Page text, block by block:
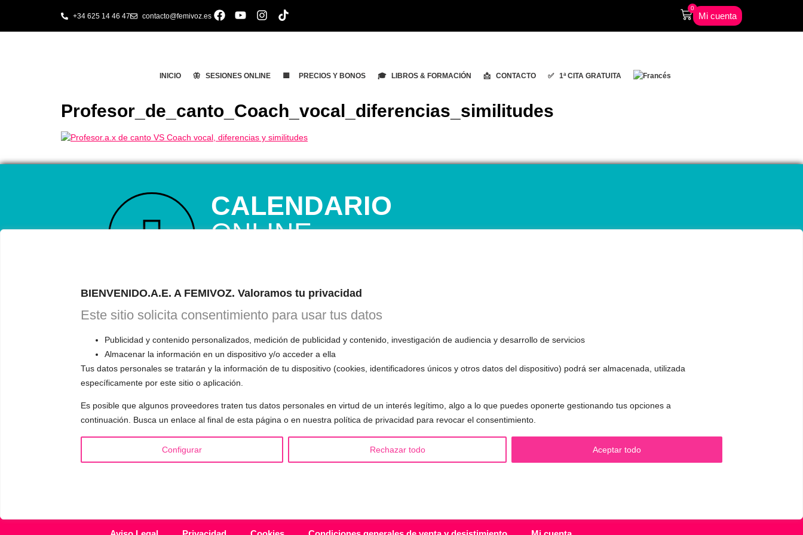
BIENVENIDO.A.E. A FEMIVOZ. Valoramos tu privacidad
Este sitio solicita consentimiento para usar tus datos
Publicidad y contenido personalizados, medición de publicidad y contenido, investigación de audiencia y desarrollo de servicios
Almacenar la información en un dispositivo y/o acceder a ella
Tus datos personales se tratarán y la información de tu dispositivo (cookies, identificadores únicos y otros datos del dispositivo) podrá ser almacenada, utilizada
específicamente por este sitio o aplicación.
Es posible que algunos proveedores traten tus datos personales en virtud de un interés legítimo, algo a lo que puedes oponerte gestionando tus opciones a
continuación. Busca un enlace al final de esta página o en nuestra política de privacidad para revocar el consentimiento.
Configurar Rechazar todo Aceptar todo
+34 625 14 46 47 contacto@femivoz.es
0
Mi cuenta
INICIO 🦋 SESIONES ONLINE 🟨 PRECIOS Y BONOS 🎓 LIBROS & FORMACIÓN 📩 CONTACTO ✅ 1ª CITA GRATUITA
Profesor_de_canto_Coach_vocal_diferencias_similitudes
CALENDARIO
ONLINE
explicará cómo funciona el entrenamiento vocal y
responderá a todas tus preguntas.
INFORMACIÓN
¿Quién es Mariela Astudillo?
❓ Preguntas Frecuentes
VOCES LGBTQIA+ 🏳️‍🌈
▪️ Feminización de la voz
▪️ Masculinización de la voz
▪️ Dualización de la voz
▪️ Caracterización de la voz
▪️ Modificación del acento
🟥 CIRUGÍA: Glotoplastia
Pide tu CITA ONLINE